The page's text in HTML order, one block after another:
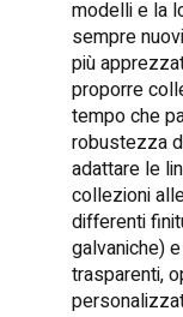
modelli e la
sempre
più
proporre
tempo che
robustezza
adattare le
collezioni
differenti
galvaniche)
trasparenti,